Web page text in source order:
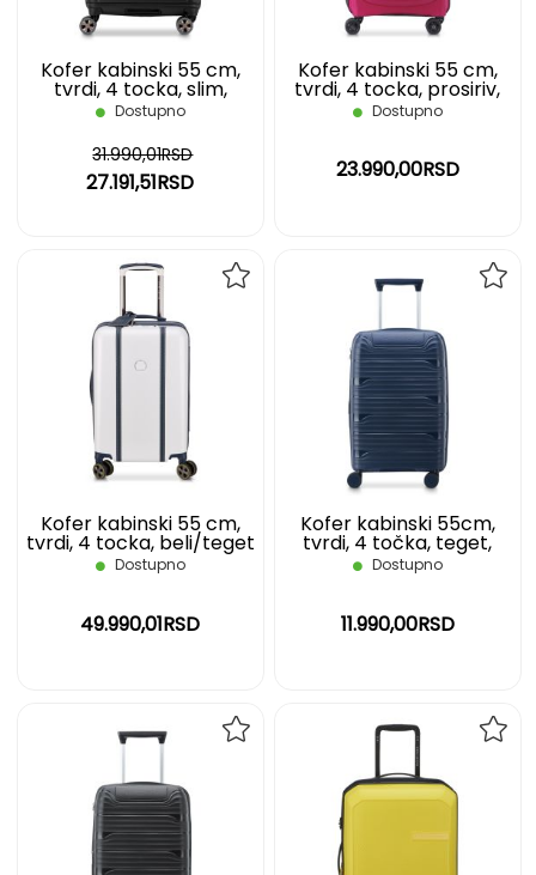
Kofer kabinski 55 cm,
tvrdi, 4 tocka, slim,
prosiriv, crni Shadow 5.0
DELSEY
Dostupno
27.191,51RSD
31.990,01RSD
Kofer kabinski 55 cm,
tvrdi, 4 tocka, prosiriv,
malina, Belmont + DELSEY
Dostupno
23.990,00RSD
Kofer kabinski 55 cm,
tvrdi, 4 tocka, beli/teget
Cadence DELSEY
Dostupno
49.990,01RSD
Kofer kabinski 55cm,
tvrdi, 4 točka, teget,
Dune Securitech DELSEY
Dostupno
11.990,00RSD